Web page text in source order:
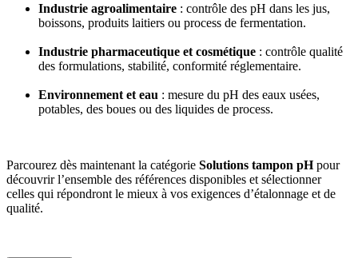
Industrie agroalimentaire : contrôle des pH dans les jus,
boissons, produits laitiers ou process de fermentation.
Industrie pharmaceutique et cosmétique : contrôle qualité
des formulations, stabilité, conformité réglementaire.
Environnement et eau : mesure du pH des eaux usées,
potables, des boues ou des liquides de process.
Parcourez dès maintenant la catégorie Solutions tampon pHpour
découvrir l’ensemble des références disponibles et sélectionner
celles qui répondront le mieux à vos exigences d’étalonnage et de
qualité.